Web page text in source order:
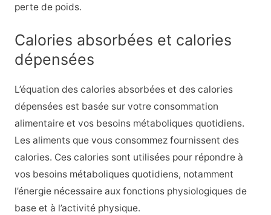
perte de poids.
Calories absorbées et calories
dépensées
L’équation des calories absorbées et des calories
dépensées est basée sur votre consommation
alimentaire et vos besoins métaboliques quotidiens.
Les aliments que vous consommez fournissent des
calories. Ces calories sont utilisées pour répondre à
vos besoins métaboliques quotidiens, notamment
l’énergie nécessaire aux fonctions physiologiques de
base et à l’activité physique.